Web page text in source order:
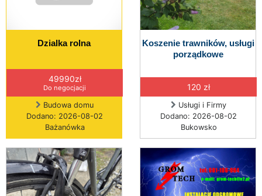
Dzialka rolna
49990zł
Do negocjacji
Budowa domu
Dodano: 2026-08-02
Bażanówka
Koszenie trawników, usługi
porządkowe
120 zł
Usługi i Firmy
Dodano: 2026-08-02
Bukowsko